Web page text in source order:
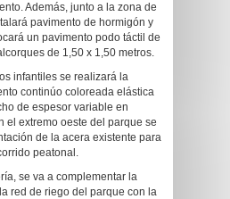
Además, junto a la zona de
pavimento de hormigón y
un pavimento podo táctil de
de 1,50 x 1,50 metros.
infantiles se realizará la
continúo coloreada elástica
de espesor variable en
el extremo oeste del parque se
de la acera existente para
peatonal.
se va a complementar la
red de riego del parque con la